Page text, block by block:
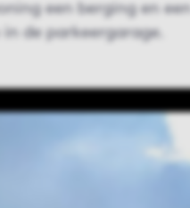
een berging en een
de parkeergarage.